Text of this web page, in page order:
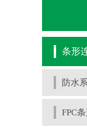
条形
防水
FPC